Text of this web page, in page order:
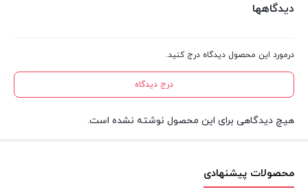
دیدگاهها
درمورد این محصول دیدگاه درج کنید.
درج دیدگاه
هیچ دیدگاهی برای این محصول نوشته نشده است.
محصولات پیشنهادی